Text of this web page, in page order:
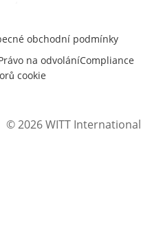
obchodní podmínky
na odvoláníCompliance
cookie
© 2026 WITT International